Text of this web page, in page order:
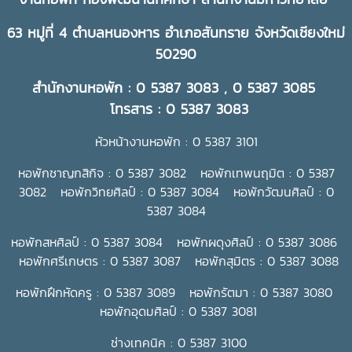
63 หมู่ที่ 4 ตำบลหนองหาร อำเภอสันทราย จังหวัดเชียงใหม่
50290
สำนักงานหอพัก : 0 5387 3083 , 0 5387 3085
โทรสาร : 0 5387 3083
หัวหน้างานหอพัก : 0 5387 3101
หอพักชาญกสิกิจ : 0 5387 3082 หอพักเทพนฤมิต : 0 5387
3082 หอพักวิทยศิลป์ : 0 5387 3084 หอพักวัฒนศิลป์ : 0
5387 3084
หอพักสหศิลป์ : 0 5387 3084 หอพักผดุงศิลป์ : 0 5387 3086
หอพักศรีเกษตร : 0 5387 3087 หอพักสุมิตร : 0 5387 3088
หอพักฝึกหัดครู : 0 5387 3089 หอพักรัตมา : 0 5387 3080
หอพักอุดมศิลป์ : 0 5387 3081
ช่างเทคนิค : 0 5387 3100